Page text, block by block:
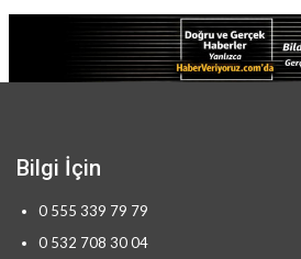
Bilgi İçin
0 555 339 79 79
0 532 708 30 04